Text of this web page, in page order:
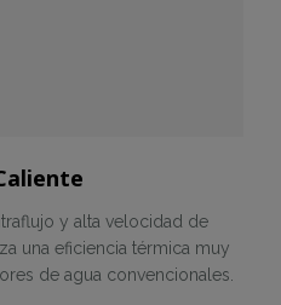
y alta velocidad de
una eficiencia térmica muy
de agua convencionales.